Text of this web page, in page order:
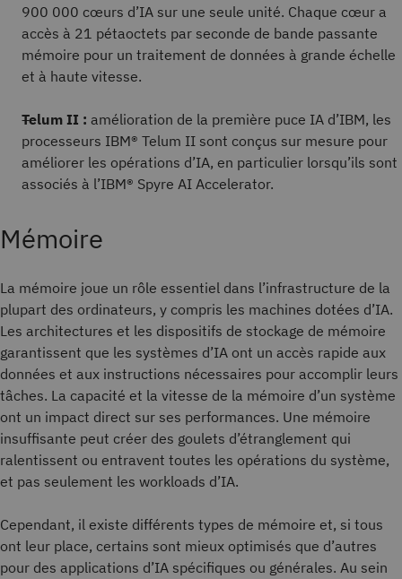
900 000 cœurs d’IA sur une seule unité. Chaque cœur a
accès à 21 pétaoctets par seconde de bande passante
mémoire pour un traitement de données à grande échelle
et à haute vitesse.
Telum II : amélioration de la première puce IA d’IBM, les
processeurs IBM® Telum II sont conçus sur mesure pour
améliorer les opérations d’IA, en particulier lorsqu’ils sont
associés à l’IBM® Spyre AI Accelerator.
Mémoire
La mémoire joue un rôle essentiel dans l’infrastructure de la
plupart des ordinateurs, y compris les machines dotées d’IA.
Les architectures et les dispositifs de stockage de mémoire
garantissent que les systèmes d’IA ont un accès rapide aux
données et aux instructions nécessaires pour accomplir leurs
tâches. La capacité et la vitesse de la mémoire d’un système
ont un impact direct sur ses performances. Une mémoire
insuffisante peut créer des goulets d’étranglement qui
ralentissent ou entravent toutes les opérations du système,
et pas seulement les workloads d’IA.
Cependant, il existe différents types de mémoire et, si tous
ont leur place, certains sont mieux optimisés que d’autres
pour des applications d’IA spécifiques ou générales. Au sein